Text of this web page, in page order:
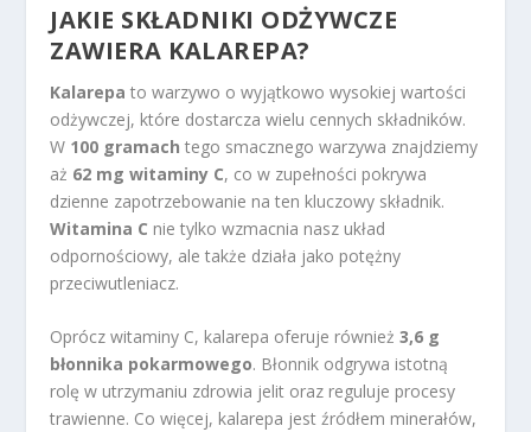
JAKIE SKŁADNIKI ODŻYWCZE
ZAWIERA KALAREPA?
Kalarepa to warzywo o wyjątkowo wysokiej wartości
odżywczej, które dostarcza wielu cennych składników.
W 100 gramach tego smacznego warzywa znajdziemy
aż 62 mg witaminy C, co w zupełności pokrywa
dzienne zapotrzebowanie na ten kluczowy składnik.
Witamina C nie tylko wzmacnia nasz układ
odpornościowy, ale także działa jako potężny
przeciwutleniacz.
Oprócz witaminy C, kalarepa oferuje również3,6 g
błonnika pokarmowego. Błonnik odgrywa istotną
rolę w utrzymaniu zdrowia jelit oraz reguluje procesy
trawienne. Co więcej, kalarepa jest źródłem minerałów,